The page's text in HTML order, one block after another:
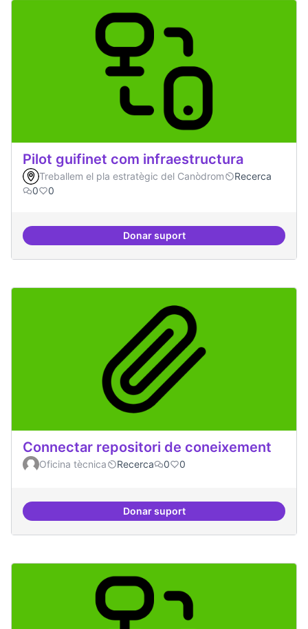
Pilot guifinet com infraestructura
Treballem el pla estratègic del Canòdrom
Recerca
0
0
Donar suportPilot guifinet com
Connectar repositori de coneixement
Oficina tècnica Recerca 0 0
Donar suportConnectar repositori de